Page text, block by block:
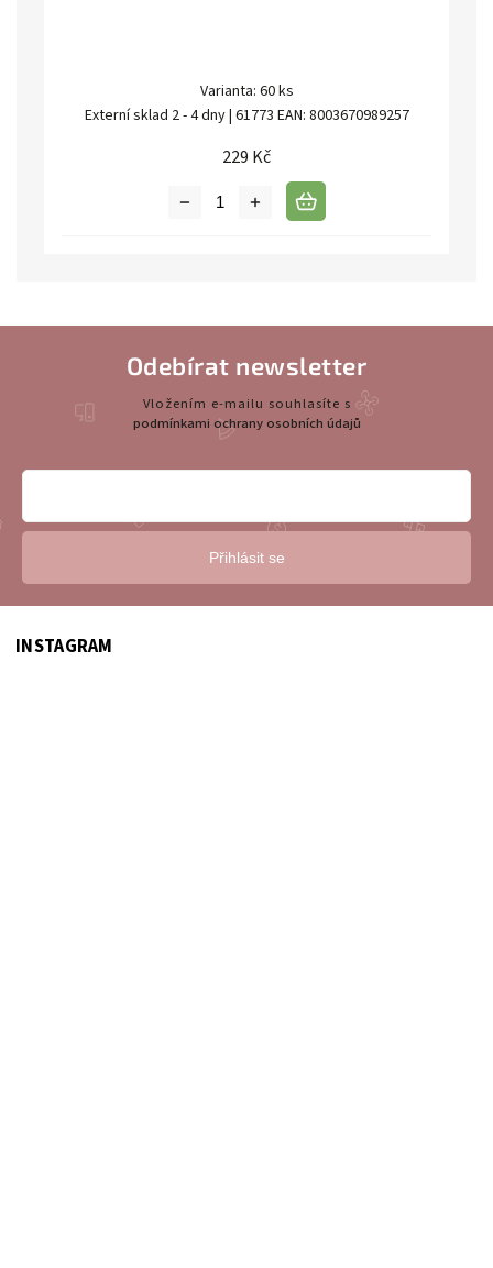
Varianta: 60 ks
Externí sklad 2 - 4 dny| 61773 EAN: 8003670989257
229 Kč
INSTAGRAM
Odebírat newsletter
Vložením e-mailu souhlasíte s
podmínkami ochrany osobních údajů
Přihlásit se